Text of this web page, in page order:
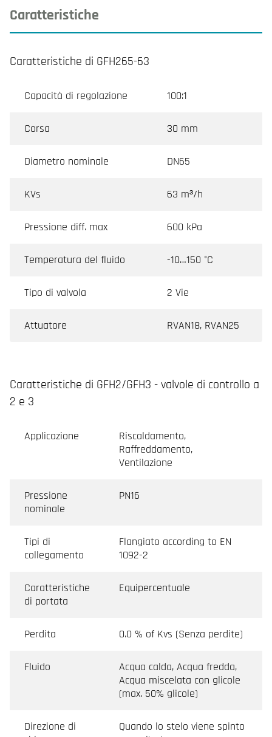
Caratteristiche
Caratteristiche di GFH265-63
Capacità di regolazione 100:1
Corsa 30 mm
Diametro nominale DN65
KVs 63 m³/h
Pressione diff. max 600 kPa
Temperatura del fluido -10…150 °C
Tipo di valvola 2 Vie
Attuatore RVAN18, RVAN25
Caratteristiche di GFH2/GFH3 - valvole di controllo a
2 e 3
Applicazione
Riscaldamento,
Raffreddamento,
Ventilazione
Pressione
nominale
PN16
Tipi di
collegamento
Flangiato according to EN
1092-2
Caratteristiche
di portata
Equipercentuale
Perdita 0.0 % of Kvs (Senza perdite)
Fluido
Acqua calda, Acqua fredda,
Acqua miscelata con glicole
(max. 50% glicole)
Direzione di
Quando lo stelo viene spinto